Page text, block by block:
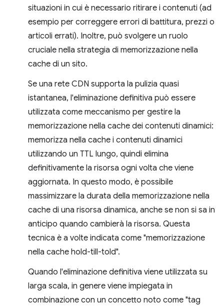
situazioni in cui è necessario ritirare i contenuti (ad
esempio per correggere errori di battitura, prezzi o
articoli errati). Inoltre, può svolgere un ruolo
cruciale nella strategia di memorizzazione nella
cache di un sito.
Se una rete CDN supporta la pulizia quasi
istantanea, l'eliminazione definitiva può essere
utilizzata come meccanismo per gestire la
memorizzazione nella cache dei contenuti dinamici:
memorizza nella cache i contenuti dinamici
utilizzando un TTL lungo, quindi elimina
definitivamente la risorsa ogni volta che viene
aggiornata. In questo modo, è possibile
massimizzare la durata della memorizzazione nella
cache di una risorsa dinamica, anche se non si sa in
anticipo quando cambierà la risorsa. Questa
tecnica è a volte indicata come "memorizzazione
nella cache hold-till-told".
Quando l'eliminazione definitiva viene utilizzata su
larga scala, in genere viene impiegata in
combinazione con un concetto noto come "tag